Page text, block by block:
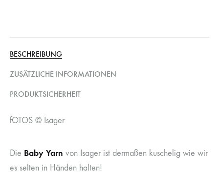
BESCHREIBUNG
ZUSÄTZLICHE INFORMATIONEN
PRODUKTSICHERHEIT
fOTOS © Isager
Die Baby Yarn von Isager ist dermaßen kuschelig wie wir
es selten in Händen halten!